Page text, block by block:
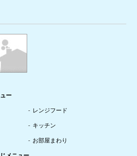
ー
レンジフード
キッチン
お部屋まわり